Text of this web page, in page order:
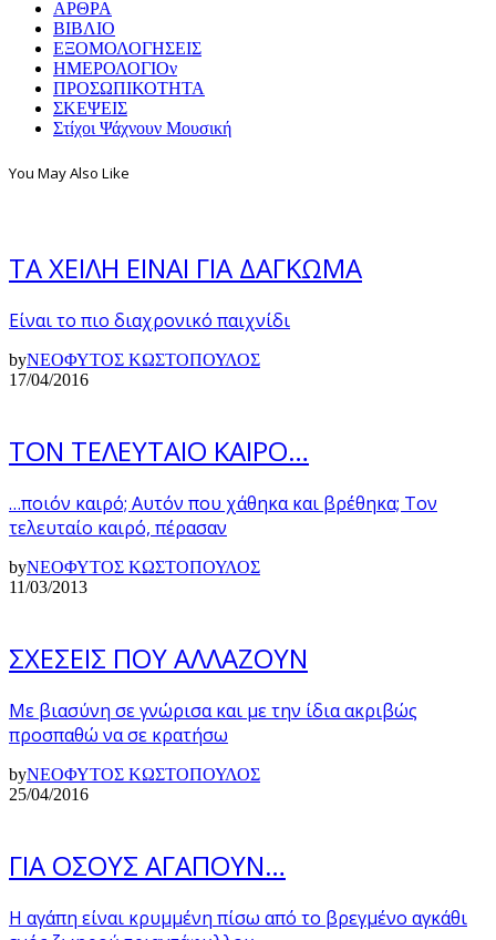
ΑΡΘΡΑ
ΒΙΒΛΙΟ
ΕΞΟΜΟΛΟΓΗΣΕΙΣ
ΗΜΕΡΟΛΟΓΙΟν
ΠΡΟΣΩΠΙΚΟΤΗΤΑ
ΣΚΕΨΕΙΣ
Στίχοι Ψάχνουν Μουσική
You May Also Like
ΤΑ ΧΕΙΛΗ ΕΙΝΑΙ ΓΙΑ ΔΑΓΚΩΜΑ
Είναι το πιο διαχρονικό παιχνίδι
byΝΕΟΦΥΤΟΣ ΚΩΣΤΟΠΟΥΛΟΣ
17/04/2016
ΤΟΝ ΤΕΛΕΥΤΑΙΟ ΚΑΙΡΟ…
…ποιόν καιρό; Αυτόν που χάθηκα και βρέθηκα; Τον
τελευταίο καιρό, πέρασαν
byΝΕΟΦΥΤΟΣ ΚΩΣΤΟΠΟΥΛΟΣ
11/03/2013
ΣΧΕΣΕΙΣ ΠΟΥ ΑΛΛΑΖΟΥΝ
Με βιασύνη σε γνώρισα και με την ίδια ακριβώς
προσπαθώ να σε κρατήσω
byΝΕΟΦΥΤΟΣ ΚΩΣΤΟΠΟΥΛΟΣ
25/04/2016
ΓΙΑ ΟΣΟΥΣ ΑΓΑΠΟΥΝ…
Η αγάπη είναι κρυμμένη πίσω από το βρεγμένο αγκάθι